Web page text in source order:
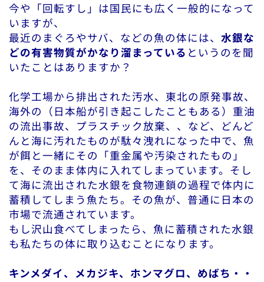
今や「回転すし」は国民にも広く一般的になって
いますが、
最近のまぐろやサバ、などの魚の体には、 水銀な
どの有害物質がかなり溜まっている というのを聞
いたことはありますか？
化学工場から排出された汚水、東北の原発事故、
海外の（日本船が引き起こしたこともある）重油
の流出事故、プラスチック放棄、、など、どんど
んと海に汚れたものが駄々洩れになった中で、魚
が餌と一緒にその「重金属や汚染されたもの」
を、そのまま体内に入れてしまっています。そし
て海に流出された水銀を食物連鎖の過程で体内に
蓄積してしまう魚たち。その魚が、普通に日本の
市場で流通されています。
もし沢山食べてしまったら、魚に蓄積された水銀
も私たちの体に取り込むことになります。
キンメダイ、メカジキ、ホンマグロ、めばち・・